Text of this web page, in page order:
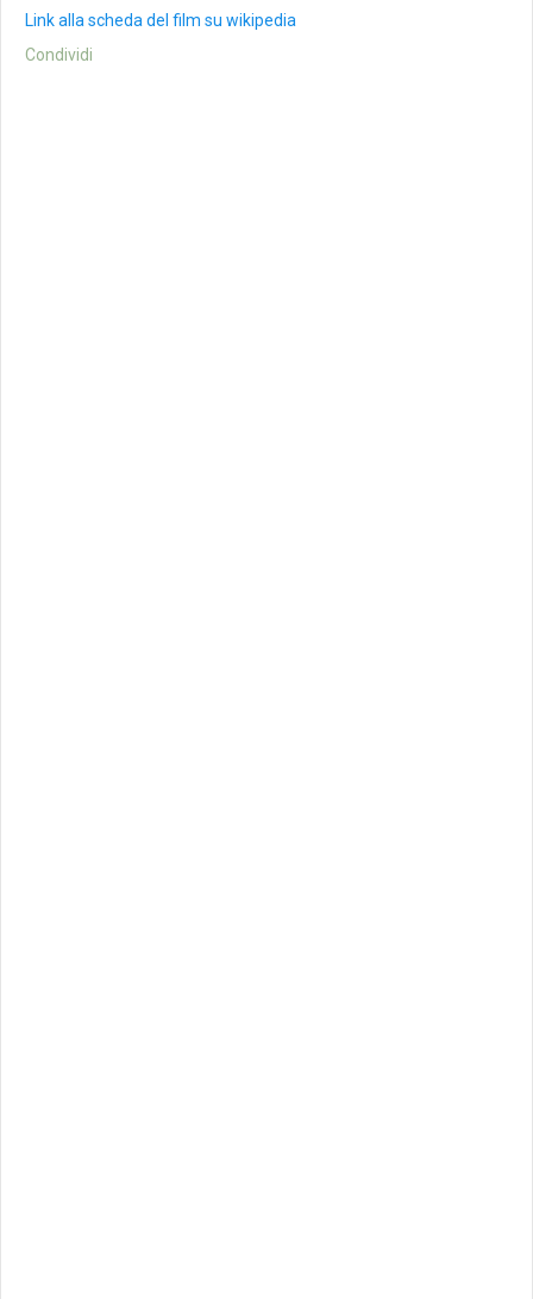
Link alla scheda del film su wikipedia
Condividi